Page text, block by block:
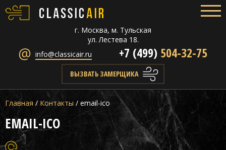
г. Москва, м. Тульская
ул. Лестева 18.
info@classicair.ru
+7 (499) 504-32-75
ВЫЗВАТЬ ЗАМЕРЩИКА
Главная / Контакты / email-ico
EMAIL-ICO